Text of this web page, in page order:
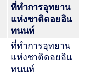
ที่ทำการอุทยาน
แห่งชาติดอยอิน
ทนนท์
ที่ทำการอุทยาน
แห่งชาติดอยอิน
ทนนท์